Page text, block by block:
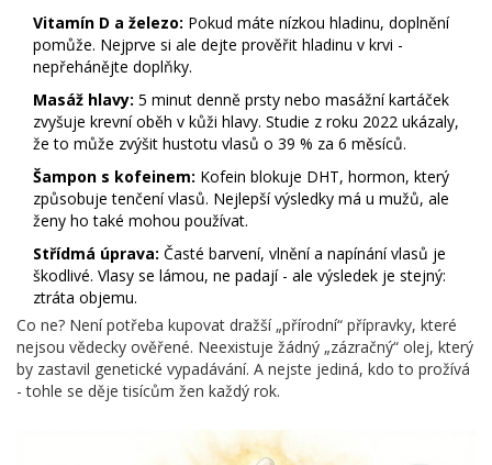
Vitamín D a železo: Pokud máte nízkou hladinu, doplnění
pomůže. Nejprve si ale dejte prověřit hladinu v krvi -
nepřehánějte doplňky.
Masáž hlavy: 5 minut denně prsty nebo masážní kartáček
zvyšuje krevní oběh v kůži hlavy. Studie z roku 2022 ukázaly,
že to může zvýšit hustotu vlasů o 39 % za 6 měsíců.
Šampon s kofeinem: Kofein blokuje DHT, hormon, který
způsobuje tenčení vlasů. Nejlepší výsledky má u mužů, ale
ženy ho také mohou používat.
Střídmá úprava: Časté barvení, vlnění a napínání vlasů je
škodlivé. Vlasy se lámou, ne padají - ale výsledek je stejný:
ztráta objemu.
Co ne? Není potřeba kupovat dražší „přírodní“ přípravky, které
nejsou vědecky ověřené. Neexistuje žádný „zázračný“ olej, který
by zastavil genetické vypadávání. A nejste jediná, kdo to prožívá
- tohle se děje tisícům žen každý rok.